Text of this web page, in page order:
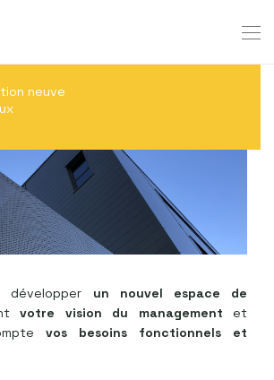
neuve
développer un nouvel espace de
votre vision du management et
vos besoins fonctionnels et